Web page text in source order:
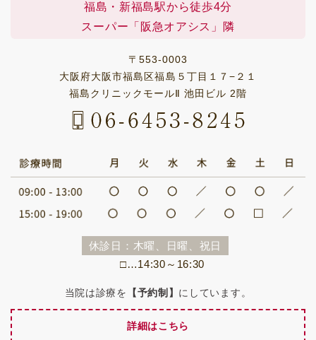
福島・新福島駅から徒歩4分
スーパー「阪急オアシス」隣
〒553-0003
大阪府大阪市福島区福島５丁目１７−２１
福島クリニックモールⅡ 池田ビル 2階
休診日：木曜、日曜、祝日
□…14:30～16:30
当院は診療を 【予約制】 にしています。
詳細はこちら